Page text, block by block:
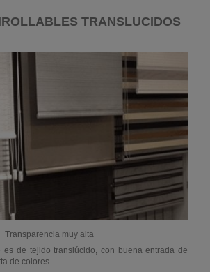
TRANSLUCIDOS
Transparencia muy alta
es de tejido translúcido, con buena entrada de
de colores.